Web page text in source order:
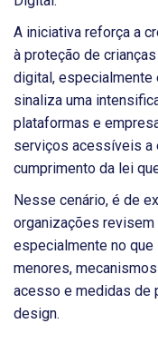
A iniciativa reforça a
à proteção de
digital, especialmente
sinaliza uma
plataformas e
serviços acessíveis a
cumprimento da lei
Nesse cenário, é de
organizações
especialmente no
menores,
acesso e medidas de
design.